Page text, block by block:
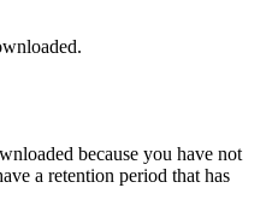
because you have not
a retention period that has